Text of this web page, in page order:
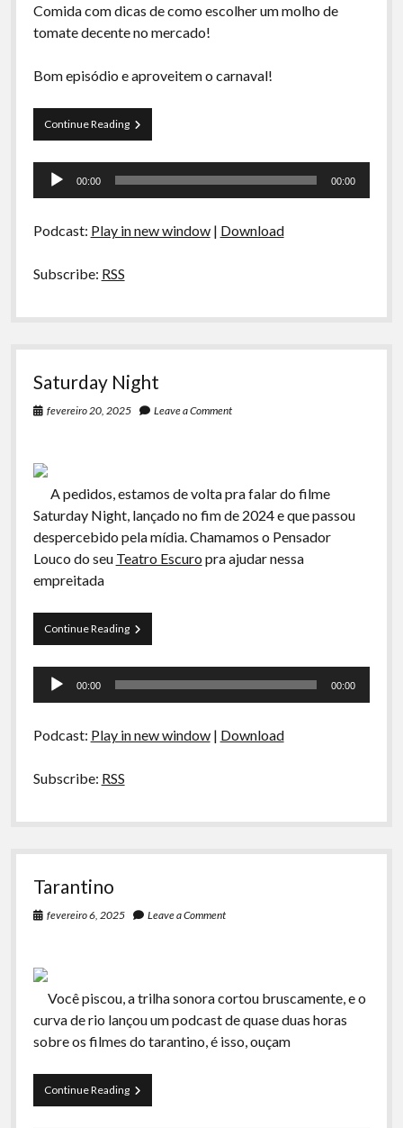
Comida com dicas de como escolher um molho de
tomate decente no mercado!
Bom episódio e aproveitem o carnaval!
Continue ReadingLa
Siesta
Ragù,
Molho
Tocador
00:00 00:00
Podcast: Play in new window| Download
Subscribe: RSS
Saturday Night
fevereiro 20, 2025 Leave a Comment
A pedidos, estamos de volta pra falar do filme
Saturday Night, lançado no fim de 2024 e que passou
despercebido pela mídia. Chamamos o Pensador
Louco do seu Teatro Escuro pra ajudar nessa
empreitada
Continue ReadingSaturday
Night
Tocador
00:00 00:00
Podcast: Play in new window| Download
Subscribe: RSS
Tarantino
fevereiro 6, 2025 Leave a Comment
Você piscou, a trilha sonora cortou bruscamente, e o
curva de rio lançou um podcast de quase duas horas
sobre os filmes do tarantino, é isso, ouçam
Continue ReadingTarantino